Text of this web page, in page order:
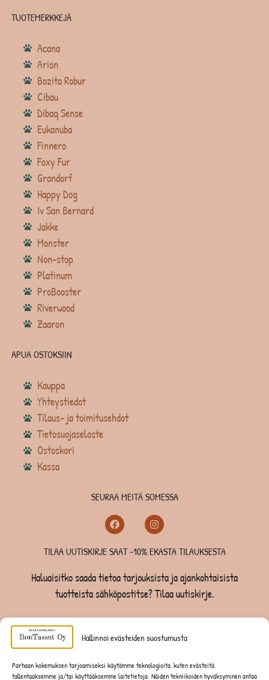
Hallinnoi evästeiden suostumusta
Parhaan kokemuksen tarjoamiseksi käytämme teknologioita, kuten evästeitä,
tallentaaksemme ja/tai käyttääksemme laitetietoja. Näiden tekniikoiden hyväksyminen antaa
TUOTEMERKKEJÄ
Acana
Arion
Bozita Robur
Cibau
Dibaq Sense
Eukanuba
Finnero
Foxy Fur
Grandorf
Happy Dog
Iv San Bernard
Jakke
Monster
Non-stop
Platinum
ProBooster
Riverwood
Zaaron
APUA OSTOKSIIN
Kauppa
Yhteystiedot
Tilaus- ja toimitusehdot
Tietosuojaseloste
Ostoskori
Kassa
SEURAA MEITÄ SOMESSA
TILAA UUTISKIRJE SAAT -10% EKASTA TILAUKSESTA
Haluaisitko saada tietoa tarjouksista ja ajankohtaisista
tuotteista sähköpostitse? Tilaa uutiskirje.
TILAA UUTISKIRJE -SAAT -10% EKASTA TILAUKSESTA